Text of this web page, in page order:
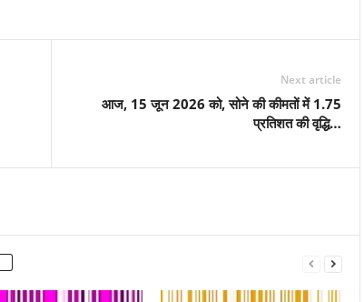
Next article
आज, 15 जून 2026 को, सोने की कीमतों में 1.75
प्रतिशत की वृद्धि…